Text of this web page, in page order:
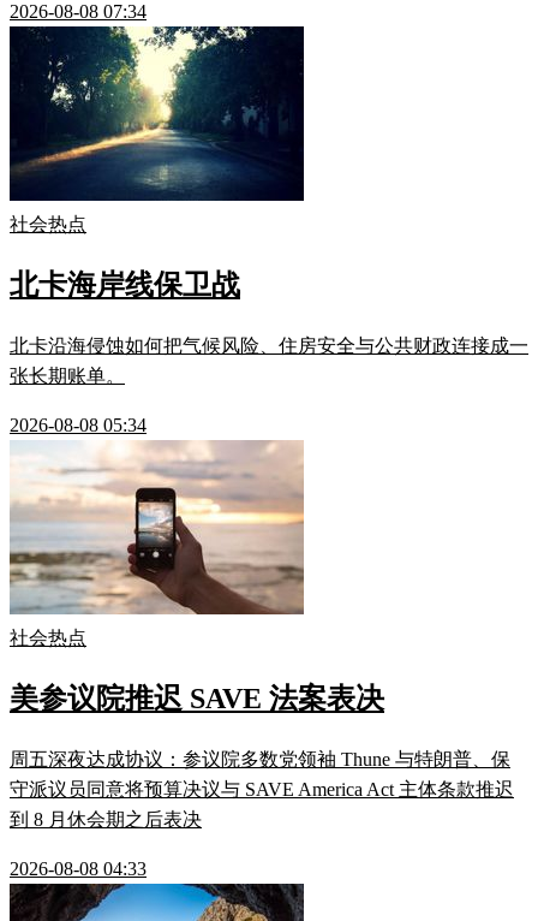
2026-08-08 07:34
社会热点
北卡海岸线保卫战
北卡沿海侵蚀如何把气候风险、住房安全与公共财政连接成一
张长期账单。
2026-08-08 05:34
社会热点
美参议院推迟 SAVE 法案表决
周五深夜达成协议：参议院多数党领袖 Thune 与特朗普、保
守派议员同意将预算决议与 SAVE America Act 主体条款推迟
到 8 月休会期之后表决
2026-08-08 04:33